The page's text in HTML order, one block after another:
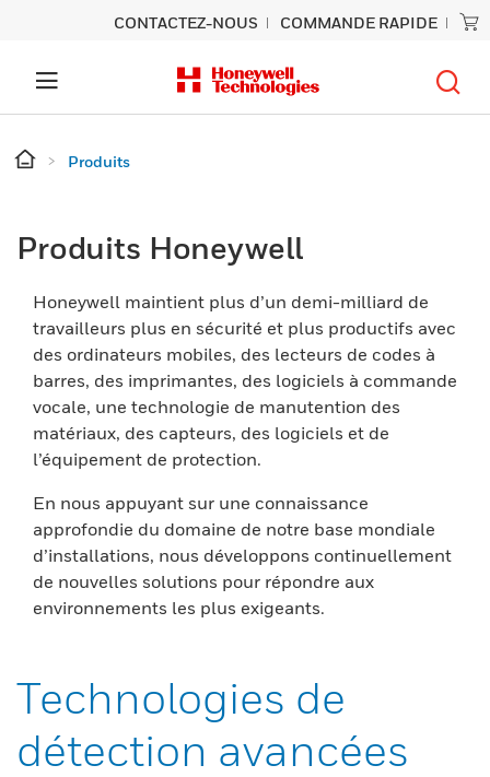
CONTACTEZ-NOUS COMMANDE RAPIDE
Produits
Produits Honeywell
Honeywell maintient plus d’un demi-milliard de
travailleurs plus en sécurité et plus productifs avec
des ordinateurs mobiles, des lecteurs de codes à
barres, des imprimantes, des logiciels à commande
vocale, une technologie de manutention des
matériaux, des capteurs, des logiciels et de
l’équipement de protection.
En nous appuyant sur une connaissance
approfondie du domaine de notre base mondiale
d’installations, nous développons continuellement
de nouvelles solutions pour répondre aux
environnements les plus exigeants.
Technologies de
détection avancées